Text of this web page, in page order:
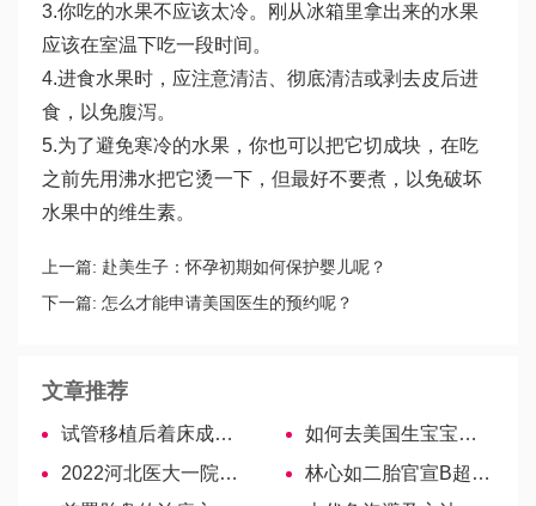
3.你吃的水果不应该太冷。刚从冰箱里拿出来的水果
应该在室温下吃一段时间。
4.进食水果时，应注意清洁、彻底清洁或剥去皮后进
食，以免腹泻。
5.为了避免寒冷的水果，你也可以把它切成块，在吃
之前先用沸水把它烫一下，但最好不要煮，以免破坏
水果中的维生素。
上一篇: 赴美生子：怀孕初期如何保护婴儿呢？
下一篇: 怎么才能申请美国医生的预约呢？
文章推荐
试管移植后着床成功的征兆，需要的赶紧收藏！
如何去美国生宝宝？最全赴美生子流程攻略
2022河北医大一院试管婴儿医生名单（附各大夫助孕成功率）
林心如二胎官宣B超单，满满幸福感